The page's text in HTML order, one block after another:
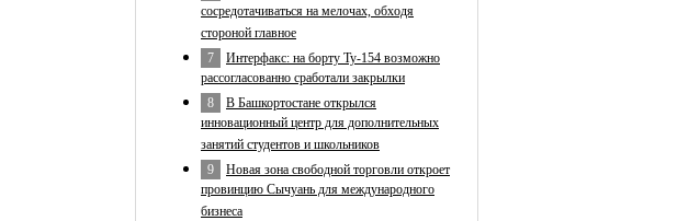
сосредотачиваться на мелочах, обходя
стороной главное
7 Интерфакс: на борту Ту-154 возможно
рассогласованно сработали закрылки
8 В Башкортостане открылся
инновационный центр для дополнительных
занятий студентов и школьников
9 Новая зона свободной торговли откроет
провинцию Сычуань для международного
бизнеса